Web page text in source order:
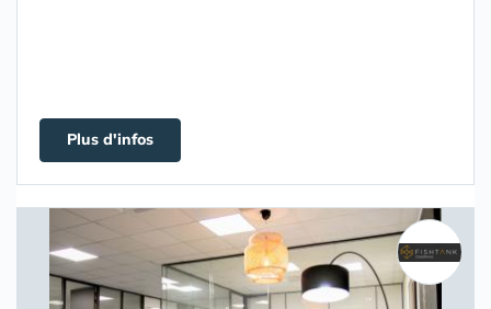
Plus d'infos